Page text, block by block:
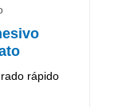
rápido